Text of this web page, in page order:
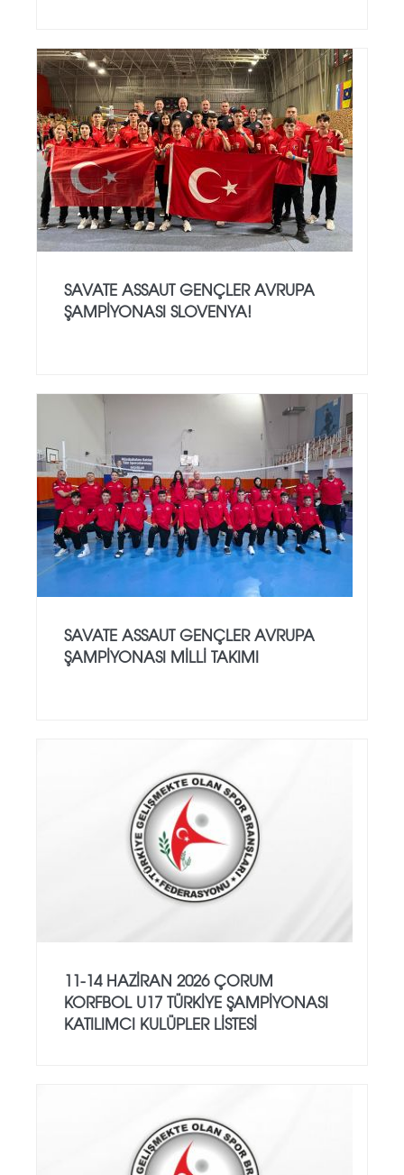
SAVATE ASSAUT GENÇLER AVRUPA
ŞAMPİYONASI SLOVENYA!
SAVATE ASSAUT GENÇLER AVRUPA
ŞAMPİYONASI MİLLİ TAKIMI
11-14 HAZİRAN 2026 ÇORUM
KORFBOL U17 TÜRKİYE ŞAMPİYONASI
KATILIMCI KULÜPLER LİSTESİ